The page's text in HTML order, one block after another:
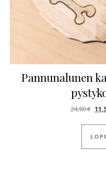
Pannunalunen
24,90€